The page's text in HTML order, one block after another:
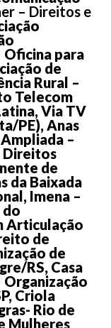
– Direitos e
para
de
Rural –
Telecom
Via TV
PE), Anas
–
Direitos
de
da Baixada
Imena –
do
Articulação
de
de
RS, Casa
Organização
Criola
Rio de
Mulheres